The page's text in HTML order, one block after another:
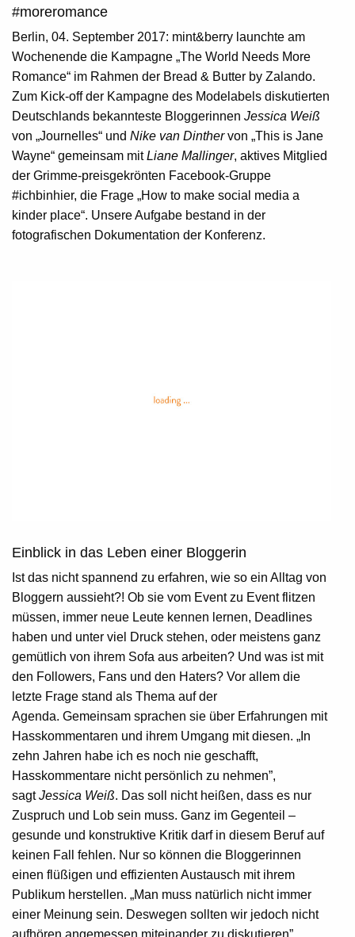
#moreromance
Berlin, 04. September 2017: mint&berry launchte am
Wochenende die Kampagne „The World Needs More
Romance“ im Rahmen der Bread & Butter by Zalando.
Zum Kick-off der Kampagne des Modelabels diskutierten
Deutschlands bekannteste Bloggerinnen Jessica Weiß
von „Journelles“ und Nike van Dinthervon „This is Jane
Wayne“ gemeinsam mitLiane Mallinger, aktives Mitglied
der Grimme-preisgekrönten Facebook-Gruppe
#ichbinhier, die Frage „How to make social media a
kinder place“. Unsere Aufgabe bestand in der
fotografischen Dokumentation der Konferenz.
Einblick in das Leben einer Bloggerin
Ist das nicht spannend zu erfahren, wie so ein Alltag von
Bloggern aussieht?! Ob sie vom Event zu Event flitzen
müssen, immer neue Leute kennen lernen, Deadlines
haben und unter viel Druck stehen, oder meistens ganz
gemütlich von ihrem Sofa aus arbeiten? Und was ist mit
den Followers, Fans und den Haters? Vor allem die
letzte Frage stand als Thema auf der
Agenda. Gemeinsam sprachen sie über Erfahrungen mit
Hasskommentaren und ihrem Umgang mit diesen. „In
zehn Jahren habe ich es noch nie geschafft,
Hasskommentare nicht persönlich zu nehmen”,
sagtJessica Weiß. Das soll nicht heißen, dass es nur
Zuspruch und Lob sein muss. Ganz im Gegenteil –
gesunde und konstruktive Kritik darf in diesem Beruf auf
keinen Fall fehlen. Nur so können die Bloggerinnen
einen flüßigen und effizienten Austausch mit ihrem
Publikum herstellen. „Man muss natürlich nicht immer
einer Meinung sein. Deswegen sollten wir jedoch nicht
aufhören angemessen miteinander zu diskutieren”,